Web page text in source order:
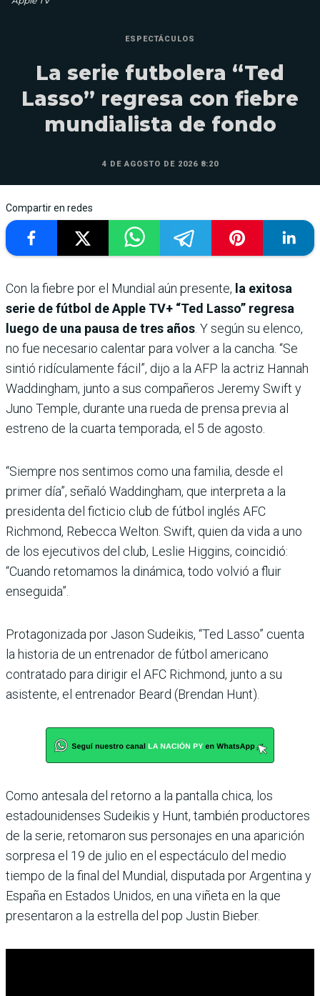
ESPECTÁCULOS
La serie futbolera “Ted
Lasso” regresa con fiebre
mundialista de fondo
4 DE AGOSTO DE 2026 8:20
Compartir en redes
Con la fiebre por el Mundial aún presente, la exitosa
serie de fútbol de Apple TV+ “Ted Lasso” regresa
luego de una pausa de tres años . Y según su elenco,
no fue necesario calentar para volver a la cancha. “Se
sintió ridículamente fácil”, dijo a la AFP la actriz Hannah
Waddingham, junto a sus compañeros Jeremy Swift y
Juno Temple, durante una rueda de prensa previa al
estreno de la cuarta temporada, el 5 de agosto.
“Siempre nos sentimos como una familia, desde el
primer día”, señaló Waddingham, que interpreta a la
presidenta del ficticio club de fútbol inglés AFC
Richmond, Rebecca Welton. Swift, quien da vida a uno
de los ejecutivos del club, Leslie Higgins, coincidió:
“Cuando retomamos la dinámica, todo volvió a fluir
enseguida”.
Protagonizada por Jason Sudeikis, “Ted Lasso” cuenta
la historia de un entrenador de fútbol americano
contratado para dirigir el AFC Richmond, junto a su
asistente, el entrenador Beard (Brendan Hunt).
Como antesala del retorno a la pantalla chica, los
estadounidenses Sudeikis y Hunt, también productores
de la serie, retomaron sus personajes en una aparición
sorpresa el 19 de julio en el espectáculo del medio
tiempo de la final del Mundial, disputada por Argentina y
España en Estados Unidos, en una viñeta en la que
presentaron a la estrella del pop Justin Bieber.